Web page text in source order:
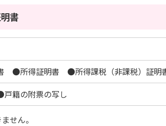
書
●所得証明書 ●所得課税（非課税）証明
籍の附票の写し
せん。